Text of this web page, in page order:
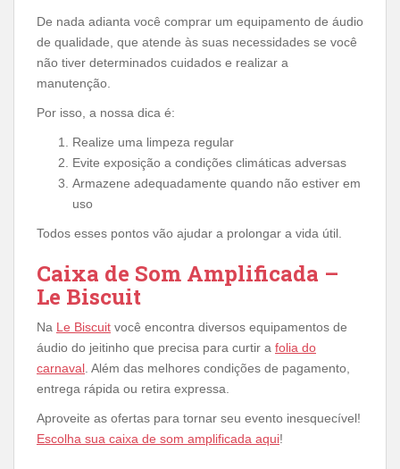
De nada adianta você comprar um equipamento de áudio
de qualidade, que atende às suas necessidades se você
não tiver determinados cuidados e realizar a
manutenção.
Por isso, a nossa dica é:
Realize uma limpeza regular
Evite exposição a condições climáticas adversas
Armazene adequadamente quando não estiver em
uso
Todos esses pontos vão ajudar a prolongar a vida útil.
Caixa de Som Amplificada –
Le Biscuit
Na Le Biscuit você encontra diversos equipamentos de
áudio do jeitinho que precisa para curtir a folia do
carnaval . Além das melhores condições de pagamento,
entrega rápida ou retira expressa.
Aproveite as ofertas para tornar seu evento inesquecível!
Escolha sua caixa de som amplificada aqui!